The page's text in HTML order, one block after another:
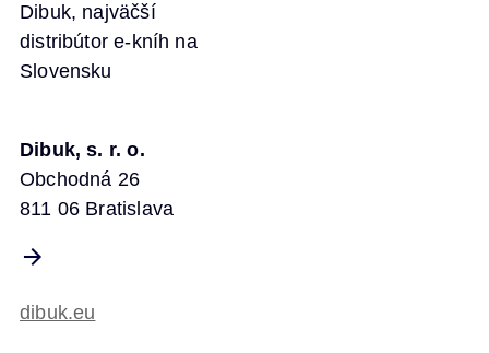
Dibuk, najväčší
distribútor e-kníh na
Slovensku
Dibuk, s. r. o.
Obchodná 26
811 06 Bratislava
dibuk.eu